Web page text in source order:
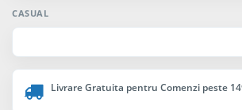
CASUAL
Livrare Gratuita pentru Comenzi peste